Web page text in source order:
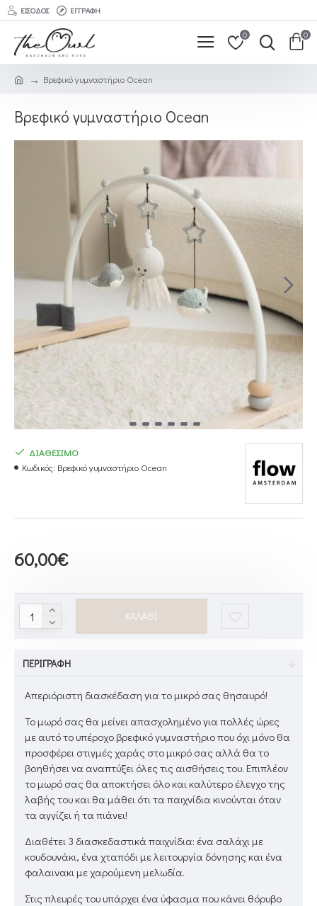
ΕΊΣΟΔΟΣ ΕΓΓΡΑΦΉ
0 0
Βρεφικό γυμναστήριο Ocean
Βρεφικό γυμναστήριο Ocean
60,00€
ΔΙΑΘΕΣΙΜΟ
Κωδικός: Βρεφικό γυμναστήριο Ocean
ΚΑΛΆΘΙ
ΠΕΡΙΓΡΑΦΉ
Απεριόριστη διασκέδαση για το μικρό σας θησαυρό!
Το μωρό σας θα μείνει απασχολημένο για πολλές ώρες
με αυτό το υπέροχο βρεφικό γυμναστήριο που όχι μόνο θα
προσφέρει στιγμές χαράς στο μικρό σας αλλά θα το
βοηθήσει να αναπτύξει όλες τις αισθήσεις του. Επιπλέον
το μωρό σας θα αποκτήσει όλο και καλύτερο έλεγχο της
λαβής του και θα μάθει ότι τα παιχνίδια κινούνται όταν
τα αγγίζει ή τα πιάνει!
Διαθέτει 3 διασκεδαστικά παιχνίδια: ένα σαλάχι με
κουδουνάκι, ένα χταπόδι με λειτουργία δόνησης και ένα
φαλαινακι με χαρούμενη μελωδία.
Στις πλευρές του υπάρχει ένα ύφασμα που κάνει θόρυβο